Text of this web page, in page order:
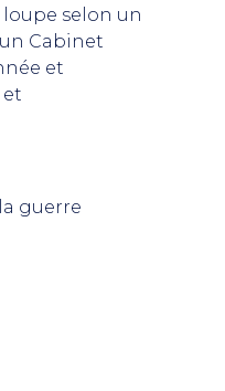
selon un
Cabinet
et
et
guerre